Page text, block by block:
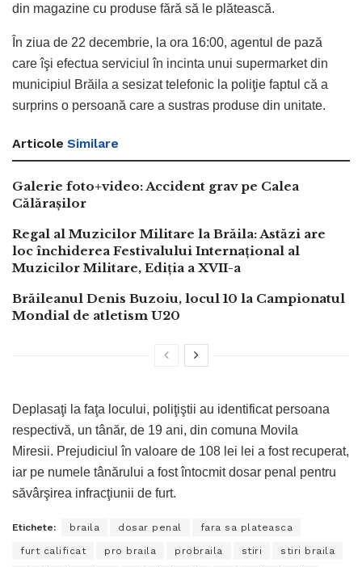
din magazine cu produse fără să le plătească.
În ziua de 22 decembrie, la ora 16:00, agentul de pază
care îşi efectua serviciul în incinta unui supermarket din
municipiul Brăila a sesizat telefonic la poliţie faptul că a
surprins o persoană care a sustras produse din unitate.
Articole Similare
Galerie foto+video: Accident grav pe Calea
Călărașilor
Regal al Muzicilor Militare la Brăila: Astăzi are
loc închiderea Festivalului Internațional al
Muzicilor Militare, Ediția a XVII-a
Brăileanul Denis Buzoiu, locul 10 la Campionatul
Mondial de atletism U20
Deplasaţi la faţa locului, poliţiştii au identificat persoana
respectivă, un tânăr, de 19 ani, din comuna Movila
Miresii. Prejudiciul în valoare de 108 lei lei a fost recuperat,
iar pe numele tânărului a fost întocmit dosar penal pentru
săvârşirea infracţiunii de furt.
Etichete: braila dosar penal fara sa plateasca
furt calificat pro braila probraila stiri stiri braila